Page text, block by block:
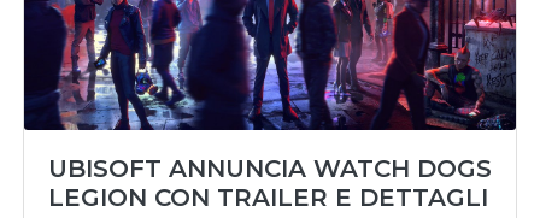
UBISOFT ANNUNCIA WATCH DOGS
LEGION CON TRAILER E DETTAGLI